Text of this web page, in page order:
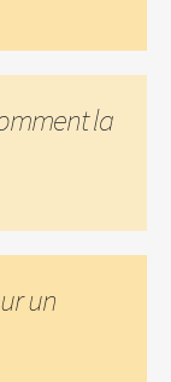
la
un